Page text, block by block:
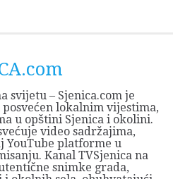
svijetu – Sjenica.com je
lokalnim vijestima,
u opštini Sjenica i okolini.
video sadržajima,
YouTube platforme u
Kanal TVSjenica na
snimke grada,